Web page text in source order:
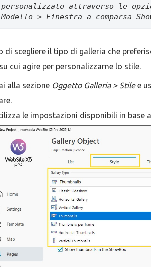
personalizzato attraverso le
Modello > Finestra a comparsa
di scegliere il tipo di galleria che
cui agire per personalizzarne lo stile.
alla sezione Oggetto Galleria > Stilee
le impostazioni disponibili in base